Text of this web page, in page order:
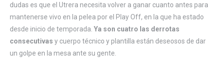
dudas es que el Utrera necesita volver a ganar cuanto antes para
mantenerse vivo en la pelea por el Play Off, en la que ha estado
desde inicio de temporada. Ya son cuatro las derrotas
consecutivas y cuerpo técnico y plantilla están deseosos de dar
un golpe en la mesa ante su gente.